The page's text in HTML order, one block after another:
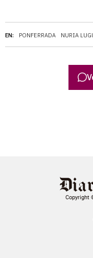
EN: PONFERRADA NURIA
Copyright